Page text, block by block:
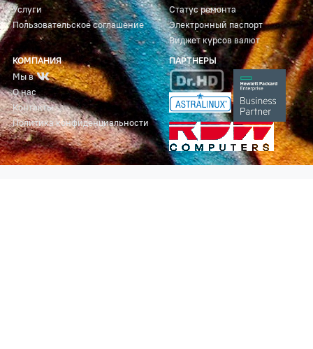
Услуги
Пользовательское соглашение
Статус ремонта
Электронный паспорт
Виджет курсов валют
КОМПАНИЯ
Мы в
О нас
Контакты
Политика конфиденциальности
ПАРТНЕРЫ